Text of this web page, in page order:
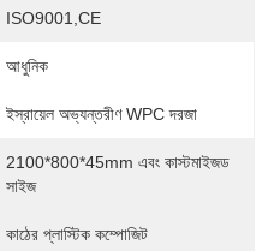
ISO9001,CE
আধুনিক
ইস্রায়েল অভ্যন্তরীণ WPC দরজা
2100*800*45mm এবং কাস্টমাইজড
সাইজ
কাঠের প্লাস্টিক কম্পোজিট